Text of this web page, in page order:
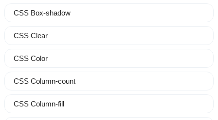
CSS Box-shadow
CSS Clear
CSS Color
CSS Column-count
CSS Column-fill